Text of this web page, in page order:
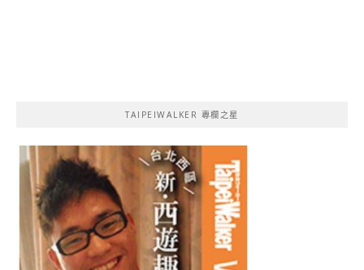
TAIPEIWALKER 專欄之星